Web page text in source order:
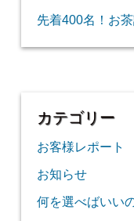
先着400名！お
カテゴリー
お客様レポート
お知らせ
何を選べばいい